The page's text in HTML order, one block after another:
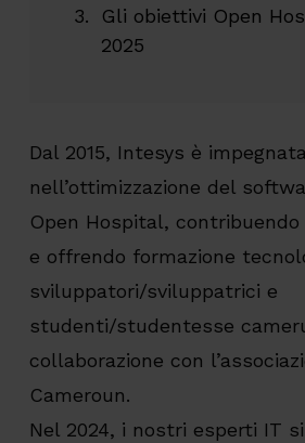
Gli obiettivi Open
2025
Dal 2015, Intesys è
nell’ottimizzazione del
Open Hospital,
e offrendo formazione
sviluppatori/sviluppatrici e
studenti/studentesse
collaborazione con
Cameroun.
Nel 2024, i nostri esperti IT